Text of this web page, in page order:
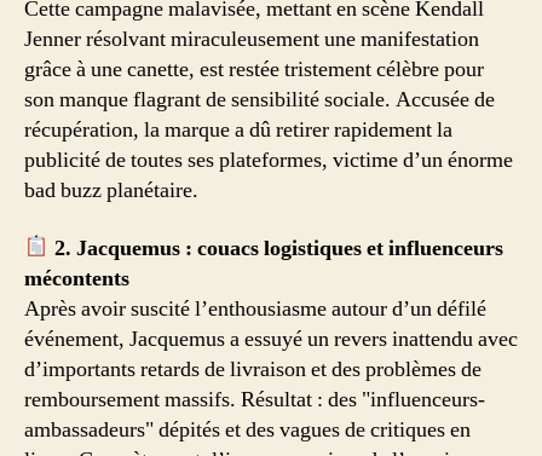
Cette campagne malavisée, mettant en scène Kendall
Jenner résolvant miraculeusement une manifestation
grâce à une canette, est restée tristement célèbre pour
son manque flagrant de sensibilité sociale. Accusée de
récupération, la marque a dû retirer rapidement la
publicité de toutes ses plateformes, victime d’un énorme
bad buzz planétaire.
2. Jacquemus : couacs logistiques et influenceurs
mécontents
Après avoir suscité l’enthousiasme autour d’un défilé
événement, Jacquemus a essuyé un revers inattendu avec
d’importants retards de livraison et des problèmes de
remboursement massifs. Résultat : des "influenceurs-
ambassadeurs" dépités et des vagues de critiques en